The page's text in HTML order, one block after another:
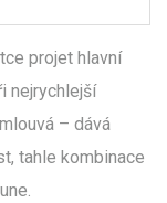
projet hlavní
nejrychlejší
– dává
tahle kombinace